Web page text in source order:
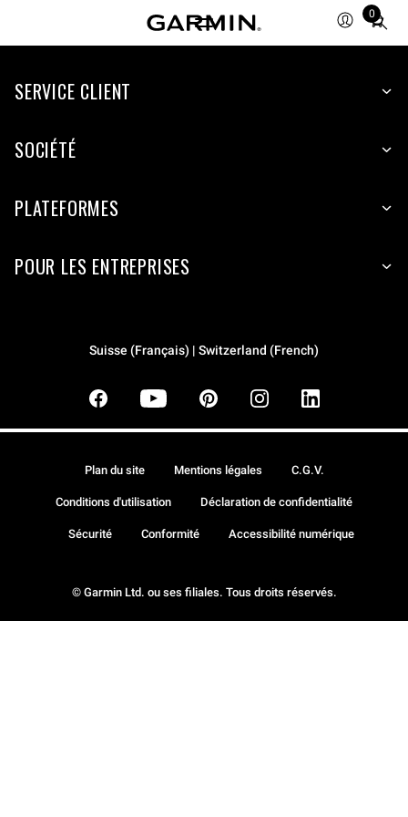
0
Total
items
cart:
SERVICE CLIENT
SOCIÉTÉ
PLATEFORMES
POUR LES ENTREPRISES
Suisse (Français) | Switzerland (French)
© Garmin Ltd. ou ses filiales. Tous droits réservés.
Plan du site Mentions légales C.G.V.
Conditions d'utilisation Déclaration de confidentialité
Sécurité Conformité Accessibilité numérique